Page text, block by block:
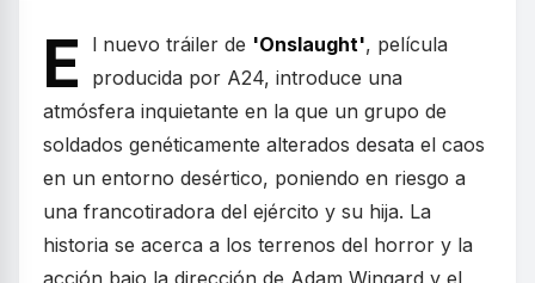
E l nuevo tráiler de 'Onslaught', película
producida por A24, introduce una
atmósfera inquietante en la que un grupo de
soldados genéticamente alterados desata el caos
en un entorno desértico, poniendo en riesgo a
una francotiradora del ejército y su hija. La
historia se acerca a los terrenos del horror y la
acción bajo la dirección de Adam Wingard y el